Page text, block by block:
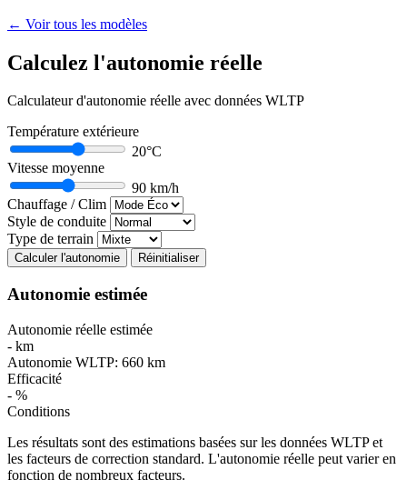
← Voir tous les modèles
Calculez l'autonomie réelle
Calculateur d'autonomie réelle avec données WLTP
Température extérieure
20°C
Vitesse moyenne
90 km/h
Chauffage / Clim
Style de conduite
Type de terrain
Calculer l'autonomie Réinitialiser
Autonomie estimée
Autonomie réelle estimée
- km
Autonomie WLTP: 660 km
Efficacité
- %
Conditions
Les résultats sont des estimations basées sur les données WLTP et
les facteurs de correction standard. L'autonomie réelle peut varier en
fonction de nombreux facteurs.